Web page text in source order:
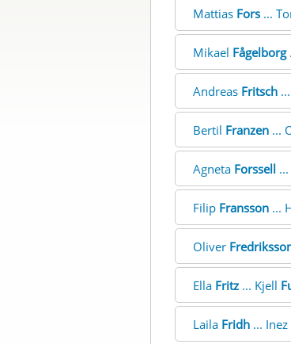
Mattias Fors...
Mikael Fågelborg
Andreas Fritsch
Bertil Franzen...
Agneta Forssell
Filip Fransson...
Oliver
Ella Fritz... Kjell
Laila Fridh... Inez